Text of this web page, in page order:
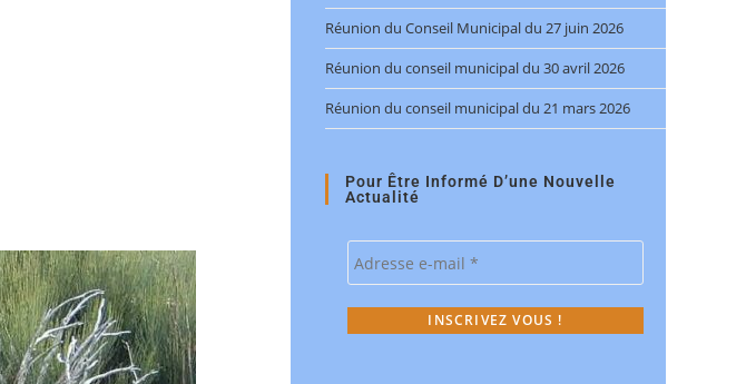
Réunion du Conseil Municipal du 27 juin 2026
Réunion du conseil municipal du 30 avril 2026
Réunion du conseil municipal du 21 mars 2026
Pour Être Informé D’une Nouvelle
Actualité